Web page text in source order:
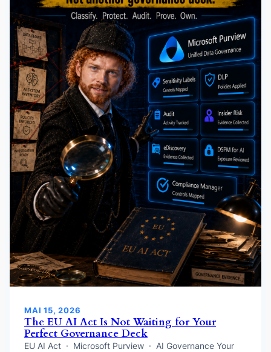
MAI 15, 2026
The EU AI Act Is Not Waiting for Your
Perfect Governance Deck
EU AI Act · Microsoft Purview · AI Governance Your